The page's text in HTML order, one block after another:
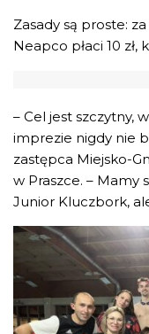
Zasady są proste:
Neapco płaci 10
– Cel jest szczytny,
imprezie nigdy nie
zastępca Miejsko-
w Praszce. – Mamy
Junior Kluczbork,